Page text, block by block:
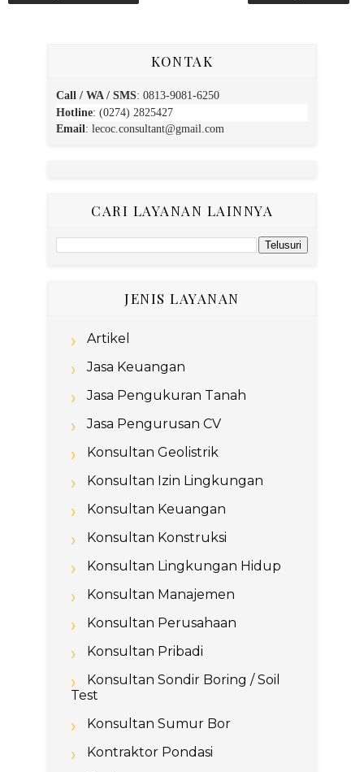
KONTAK
Call / WA / SMS: 0813-9081-6250
Hotline: (0274) 2825427
Email: lecoc.consultant@gmail.com
CARI LAYANAN LAINNYA
JENIS LAYANAN
Artikel
Jasa Keuangan
Jasa Pengukuran Tanah
Jasa Pengurusan CV
Konsultan Geolistrik
Konsultan Izin Lingkungan
Konsultan Keuangan
Konsultan Konstruksi
Konsultan Lingkungan Hidup
Konsultan Manajemen
Konsultan Perusahaan
Konsultan Pribadi
Konsultan Sondir Boring / Soil
Test
Konsultan Sumur Bor
Kontraktor Pondasi